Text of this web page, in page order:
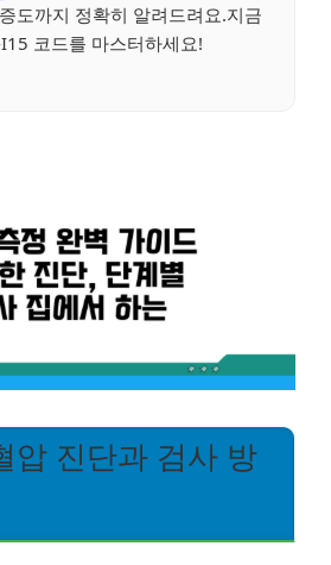
도까지 정확히 알려드려요.지금
코드를 마스터하세요!
압 진단과 검사 방